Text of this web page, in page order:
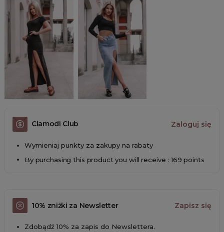
Clamodi Club Zaloguj się
Wymieniaj punkty za zakupy na rabaty
By purchasing this product you will receive : 169 points
10% zniżki za Newsletter Zapisz się
Zdobądź 10% za zapis do Newslettera.